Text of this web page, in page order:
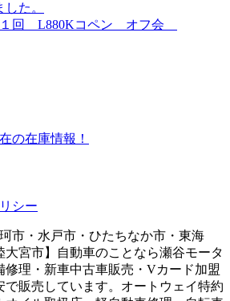
た。
回 L880Kコペン オフ会
の在庫情報！
シー
市・水戸市・ひたちなか市・東海
宮市】自動車のことなら瀬谷モータ
修理・新車中古車販売・Vカード加盟
で販売しています。オートウェイ特約